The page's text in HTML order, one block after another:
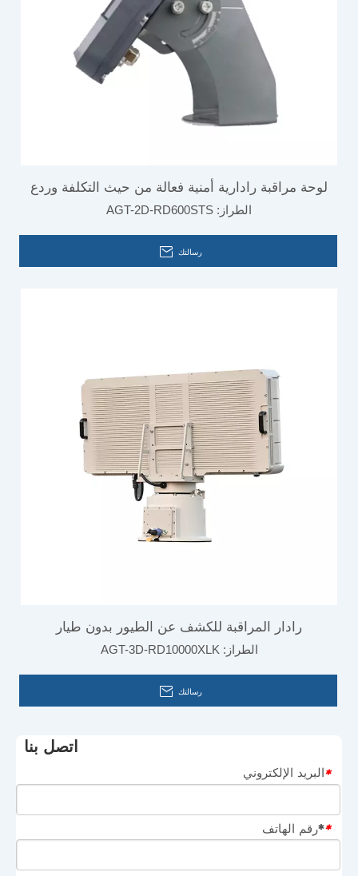
لوحة مراقبة رادارية أمنية فعالة من حيث التكلفة وردع
الطيور في المطارالطراز: AGT-2D-RD600STS
رسالتك
رادار المراقبة للكشف عن الطيور بدون طيار
الطراز: AGT-3D-RD10000XLK
رسالتك
اتصل بنا
*البريد الإلكتروني
**رقم الهاتف